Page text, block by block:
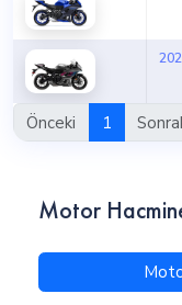
Önceki 1
Motor